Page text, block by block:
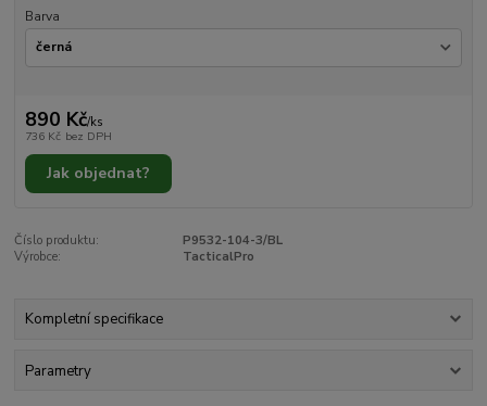
Barva
890 Kč/ks
736 Kč bez DPH
Jak objednat?
Číslo produktu:
P9532-104-3/BL
Výrobce:
TacticalPro
Kompletní specifikace
Parametry